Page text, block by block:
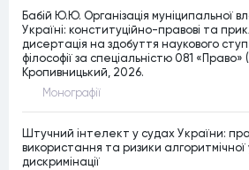
Бабій Ю.Ю. Організація муніципальної
Україні: конституційно-правові та
дисертація на здобуття наукового
філософії за спеціальністю 081
Кропивницький, 2026.
Монографiї
Штучний інтелект у судах України:
використання та ризики
дискримінації